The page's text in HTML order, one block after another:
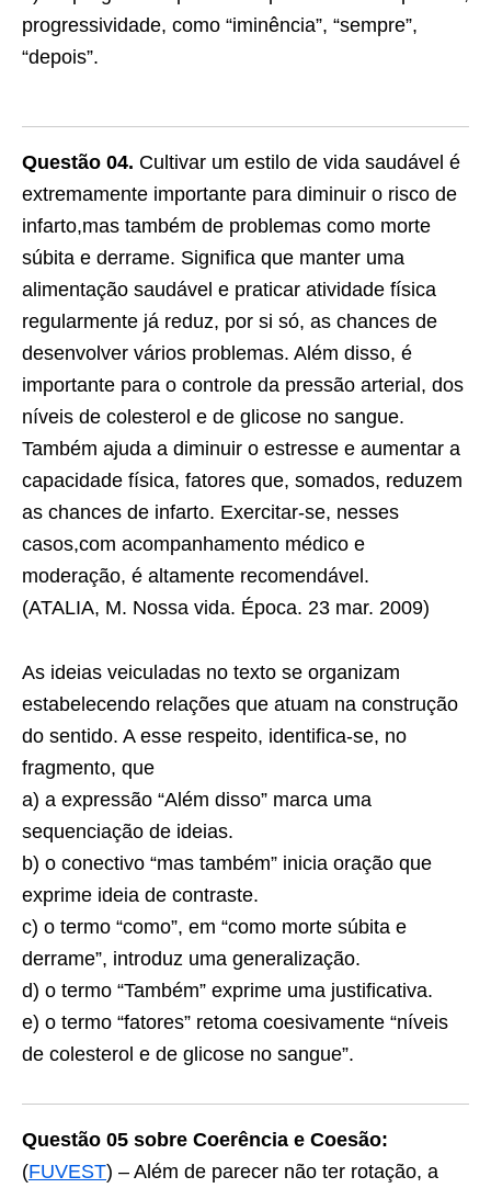
progressividade, como “iminência”, “sempre”,
“depois”.
Questão 04. Cultivar um estilo de vida saudável é
extremamente importante para diminuir o risco de
infarto,mas também de problemas como morte
súbita e derrame. Significa que manter uma
alimentação saudável e praticar atividade física
regularmente já reduz, por si só, as chances de
desenvolver vários problemas. Além disso, é
importante para o controle da pressão arterial, dos
níveis de colesterol e de glicose no sangue.
Também ajuda a diminuir o estresse e aumentar a
capacidade física, fatores que, somados, reduzem
as chances de infarto. Exercitar-se, nesses
casos,com acompanhamento médico e
moderação, é altamente recomendável.
(ATALIA, M. Nossa vida. Época. 23 mar. 2009)
As ideias veiculadas no texto se organizam
estabelecendo relações que atuam na construção
do sentido. A esse respeito, identifica-se, no
fragmento, que
a) a expressão “Além disso” marca uma
sequenciação de ideias.
b) o conectivo “mas também” inicia oração que
exprime ideia de contraste.
c) o termo “como”, em “como morte súbita e
derrame”, introduz uma generalização.
d) o termo “Também” exprime uma justificativa.
e) o termo “fatores” retoma coesivamente “níveis
de colesterol e de glicose no sangue”.
Questão 05 sobre Coerência e Coesão:
(FUVEST) – Além de parecer não ter rotação, a